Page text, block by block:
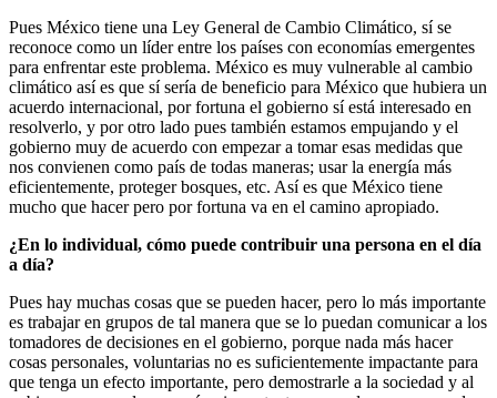
Pues México tiene una Ley General de Cambio Climático, sí se
reconoce como un líder entre los países con economías emergentes
para enfrentar este problema. México es muy vulnerable al cambio
climático así es que sí sería de beneficio para México que hubiera un
acuerdo internacional, por fortuna el gobierno sí está interesado en
resolverlo, y por otro lado pues también estamos empujando y el
gobierno muy de acuerdo con empezar a tomar esas medidas que
nos convienen como país de todas maneras; usar la energía más
eficientemente, proteger bosques, etc. Así es que México tiene
mucho que hacer pero por fortuna va en el camino apropiado.
¿En lo individual, cómo puede contribuir una persona en el día
a día?
Pues hay muchas cosas que se pueden hacer, pero lo más importante
es trabajar en grupos de tal manera que se lo puedan comunicar a los
tomadores de decisiones en el gobierno, porque nada más hacer
cosas personales, voluntarias no es suficientemente impactante para
que tenga un efecto importante, pero demostrarle a la sociedad y al